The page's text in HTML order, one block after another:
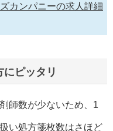
カンパニーの求人詳細
ピッタリ
師数が少ないため、1
い処方箋枚数はさほど